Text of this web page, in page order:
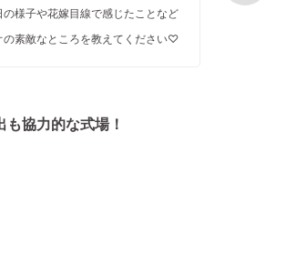
様子や花嫁目線で感じたことなど
の素敵なところを教えてください♡
協力的な式場！